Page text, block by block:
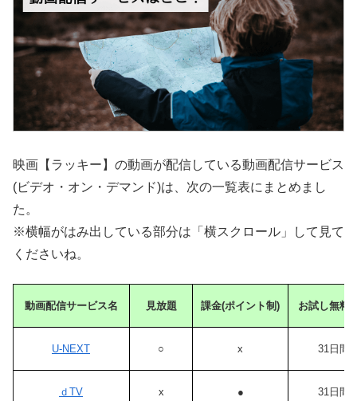
映画【ラッキー】の動画が配信している動画配信サービス
(ビデオ・オン・デマンド)は、次の一覧表にまとめまし
た。
※横幅がはみ出している部分は「横スクロール」して見て
くださいね。
動画配信サービス名 見放題 課金(ポイント制) お試し無料
U-NEXT ○ x 31日間
ｄTV x ● 31日間